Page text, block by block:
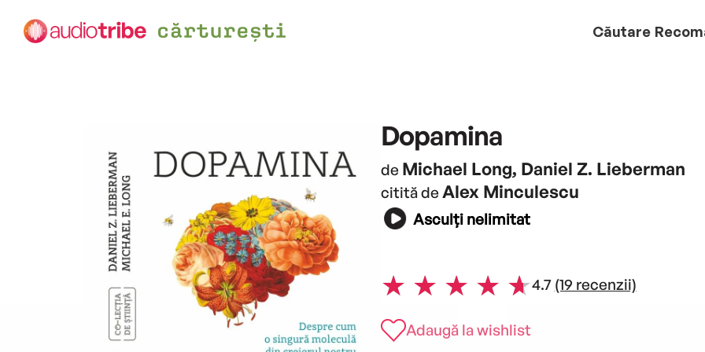
Căutare
Dopamina
de Michael Long, Daniel Z. Lieberman
citită de Alex Minculescu
Asculți nelimitat
4.7 (19 recenzii)
Adaugă la wishlist